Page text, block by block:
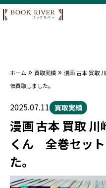
大阪府
埼玉県
神奈川
東京都
ホーム » 買取実績 » 漫画 古本 買取
価買取しました。
2025.07.11 買取実績
漫画 古本 買取
くん 全巻セッ
た。